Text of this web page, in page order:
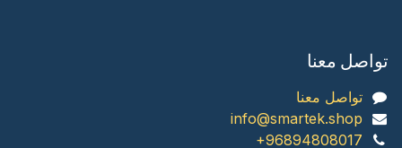
تواصل معنا
تواصل معنا
info@smartek.shop
+96894808017